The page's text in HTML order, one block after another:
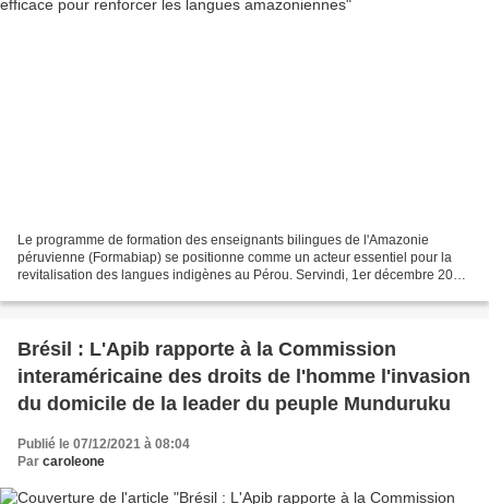
Le programme de formation des enseignants bilingues de l'Amazonie
péruvienne (Formabiap) se positionne comme un acteur essentiel pour la
revitalisation des langues indigènes au Pérou. Servindi, 1er décembre 2021
Brésil : L'Apib rapporte à la Commission
interaméricaine des droits de l'homme l'invasion
du domicile de la leader du peuple Munduruku
Publié le 07/12/2021 à 08:04
Par caroleone